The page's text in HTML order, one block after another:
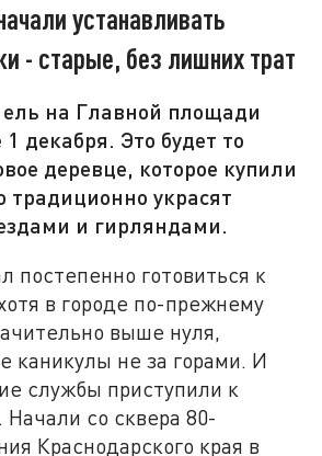
устанавливать
- старые, без лишних трат
ель на Главной площади
1 декабря. Это будет то
деревце, которое купили
традиционно украсят
и гирляндами.
постепенно готовиться к
в городе по-прежнему
выше нуля,
каникулы не за горами. И
службы приступили к
Начали со сквера 80-
Краснодарского края в